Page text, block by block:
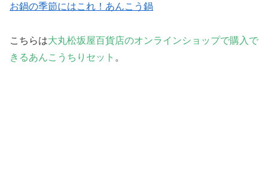
お鍋の季節にはこれ！あんこう鍋
こちらは大丸松坂屋百貨店のオンラインショップで購入で
きるあんこうちりセット 。